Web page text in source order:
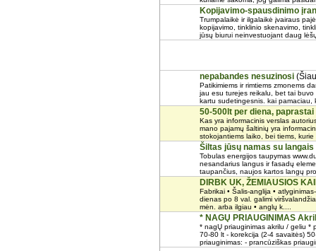
Kopijavimo-spausdinimo
Trumpalaikė ir ilgalaikė įvairaus
kopijavimo, tinklinio skenavimo,
jūsų biurui neinvestuojant daug
nepabandes nesuzinosi
Patikimiems ir rimtiems zmonems
jau esu turejes reikalu, bet tai
kartu sudetingesnis. kai pamaciau,
50-500lt per diena,
Kas yra informacinis verslas
mano pajamų šaltinių yra
stokojantiems laiko, bei tiems,
Šiltas jūsų namas su
Tobulas energijos taupymas
nesandarius langus ir fasadų
taupančius, naujos kartos langų
DIRBK UK, ŽEMIAUSIOS
Fabrikai • Šalis-anglija •
dienas po 8 val. galimi
mėn. arba ilgiau • anglų k....
* NAGŲ PRIAUGINIMAS
* nagŲ priauginimas akrilu / geliu *
70-80 lt - korekcija (2-4 savaitės)
priauginimas: - prancūziškas